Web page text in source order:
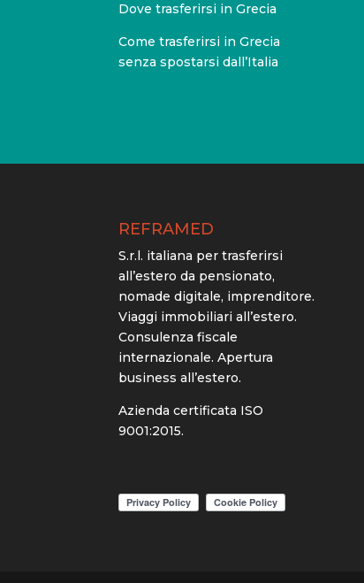
Dove trasferirsi in Grecia
Come trasferirsi in Grecia
senza spostarsi dall’Italia
REFRAMED
S.r.l. italiana per trasferirsi
all’estero da pensionato,
nomade digitale, imprenditore.
Viaggi immobiliari all’estero.
Consulenza fiscale
internazionale. Apertura
business all’estero.
Azienda certificata ISO
9001:2015.